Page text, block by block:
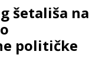
šetališa na
političke